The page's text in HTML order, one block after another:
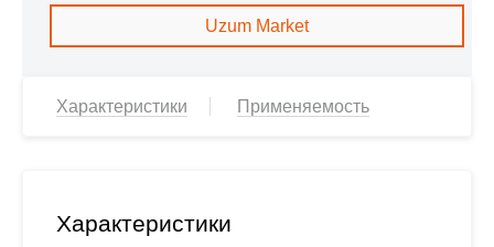
Uzum Market
Характеристики Применяемость
Характеристики